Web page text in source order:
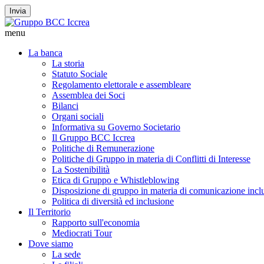
Invia
menu
La banca
La storia
Statuto Sociale
Regolamento elettorale e assembleare
Assemblea dei Soci
Bilanci
Organi sociali
Informativa su Governo Societario
Il Gruppo BCC Iccrea
Politiche di Remunerazione
Politiche di Gruppo in materia di Conflitti di Interesse
La Sostenibilità
Etica di Gruppo e Whistleblowing
Disposizione di gruppo in materia di comunicazione
Politica di diversità ed inclusione
Il Territorio
Rapporto sull'economia
Mediocrati Tour
Dove siamo
La sede